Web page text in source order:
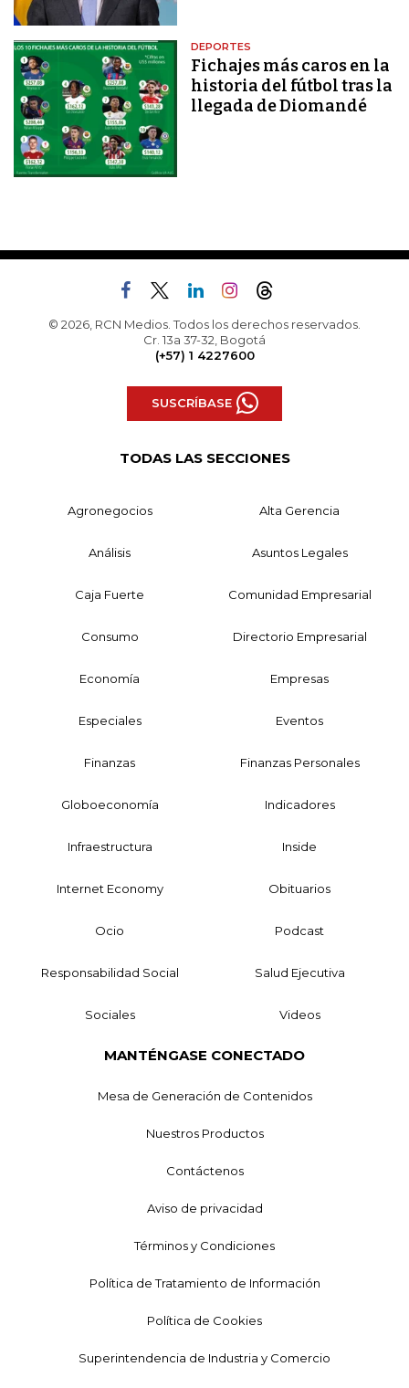
DEPORTES
Fichajes más caros en la
historia del fútbol tras la
llegada de Diomandé
© 2026, RCN Medios. Todos los derechos reservados.
Cr. 13a 37-32, Bogotá
(+57) 1 4227600
SUSCRÍBASE
TODAS LAS SECCIONES
Agronegocios Alta Gerencia
Análisis Asuntos Legales
Caja Fuerte Comunidad Empresarial
Consumo Directorio Empresarial
Economía Empresas
Especiales Eventos
Finanzas Finanzas Personales
Globoeconomía Indicadores
Infraestructura Inside
Internet Economy Obituarios
Ocio Podcast
Responsabilidad Social Salud Ejecutiva
Sociales Videos
MANTÉNGASE CONECTADO
Mesa de Generación de Contenidos
Nuestros Productos
Contáctenos
Aviso de privacidad
Términos y Condiciones
Política de Tratamiento de Información
Política de Cookies
Superintendencia de Industria y Comercio